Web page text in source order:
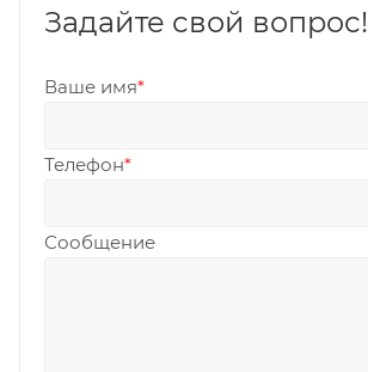
Задайте свой вопрос!
Ваше имя*
Телефон*
Сообщение